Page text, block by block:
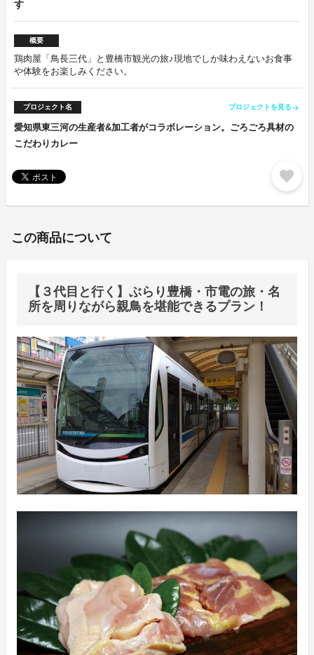
す
概要
鶏肉屋「鳥長三代」と豊橋市観光の旅♪現地でしか味わえないお食事
や体験をお楽しみください。
プロジェクト名 プロジェクトを見る arrow_forward
愛知県東三河の生産者&加工者がコラボレーション。ごろごろ具材の
こだわりカレー
favorite
この商品について
【３代目と行く】ぶらり豊橋・市電の旅・名
所を周りながら親鳥を堪能できるプラン！